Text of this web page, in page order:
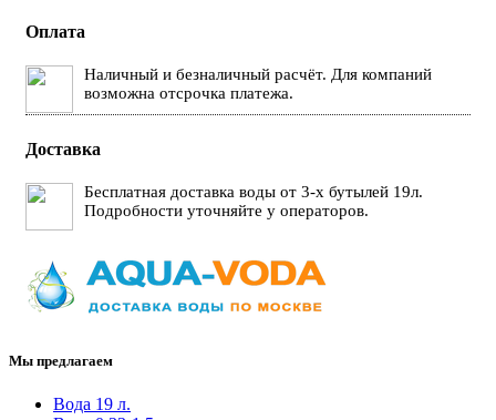
Оплата
Наличный и безналичный расчёт. Для компаний
возможна отсрочка платежа.
Доставка
Бесплатная доставка воды от 3-х бутылей 19л.
Подробности уточняйте у операторов.
Мы предлагаем
Вода 19 л.